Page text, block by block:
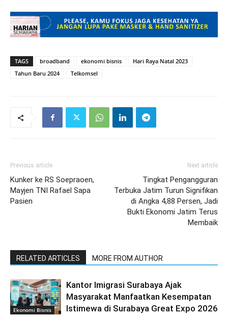
TAGS broadband ekonomi bisnis
Hari Raya Natal 2023
Tahun Baru 2024
Telkomsel
Previous article
Kunker ke RS Soepraoen,
Mayjen TNI Rafael Sapa
Pasien
Next article
Tingkat Pengangguran
Terbuka Jatim Turun Signifikan
di Angka 4,88 Persen, Jadi
Bukti Ekonomi Jatim Terus
Membaik
RELATED ARTICLES MORE FROM AUTHOR
Ekonomi Bisnis
Kantor Imigrasi Surabaya Ajak
Masyarakat Manfaatkan Kesempatan
Istimewa di Surabaya Great Expo 2026